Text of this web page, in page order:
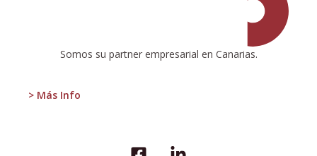
Somos su partner empresarial en Canarias.
> Más Info